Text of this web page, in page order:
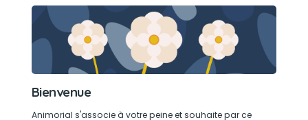
Bienvenue
Animorial s'associe à votre peine et souhaite par ce